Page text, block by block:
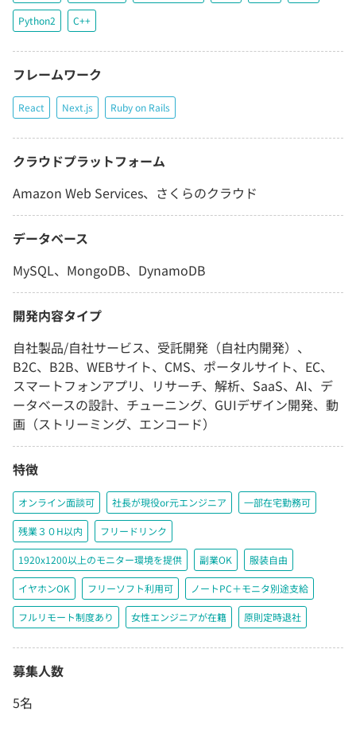
Python2 C++
フレームワーク
React Next.js Ruby on Rails
クラウドプラットフォーム
Amazon Web Services、さくらのクラウド
データベース
MySQL、MongoDB、DynamoDB
開発内容タイプ
自社製品/自社サービス、受託開発（自社内開発）、
B2C、B2B、WEBサイト、CMS、ポータルサイト、EC、
スマートフォンアプリ、リサーチ、解析、SaaS、AI、デ
ータベースの設計、チューニング、GUIデザイン開発、動
画（ストリーミング、エンコード）
特徴
オンライン面談可 社長が現役or元エンジニア 一部在宅勤務可
残業３０H以内 フリードリンク
1920x1200以上のモニター環境を提供 副業OK 服装自由
イヤホンOK フリーソフト利用可 ノートPC＋モニタ別途支給
フルリモート制度あり 女性エンジニアが在籍 原則定時退社
募集人数
5名